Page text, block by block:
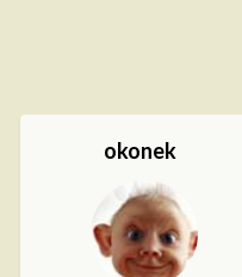
okonek